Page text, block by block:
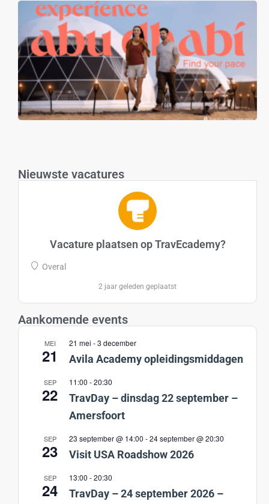
Nieuwste vacatures
Vacature plaatsen op TravEcademy?
Overal
2 jaar geleden geplaatst
Aankomende events
MEI
21
21 mei -3 december
Avila Academy opleidingsmiddagen
SEP
22
11:00 -20:30
TravDay – dinsdag 22 september –
Amersfoort
SEP
23
23 september @ 14:00 -24 september @ 20:30
Visit USA Roadshow 2026
SEP
24
13:00 -20:30
TravDay – 24 september 2026 –